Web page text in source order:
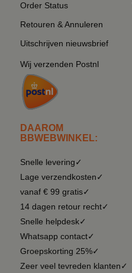
Order Status
Retouren & Annuleren
Uitschrijven nieuwsbrief
Wij verzenden Postnl
DAAROM
BBWEBWINKEL:
Snelle levering✓
Lage verzendkosten✓
vanaf € 99 gratis✓
14 dagen retour recht✓
Snelle helpdesk✓
Whatsapp contact✓
Groepskorting 25%✓
Zeer veel tevreden klanten✓